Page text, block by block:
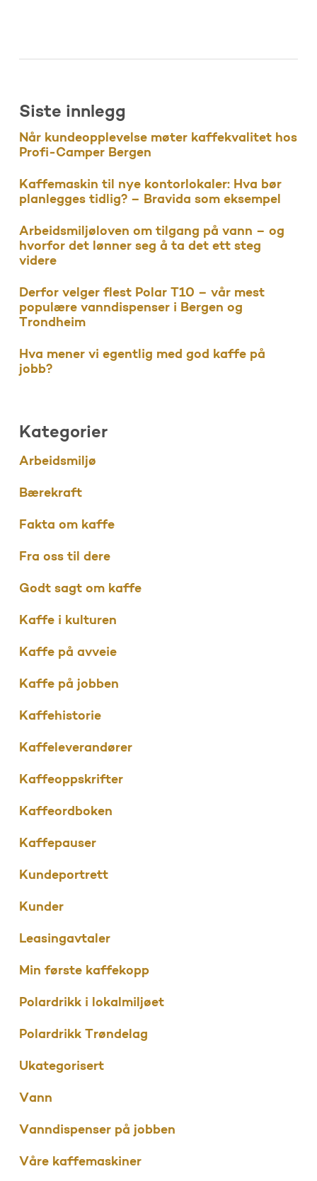
Siste innlegg
Når kundeopplevelse møter kaffekvalitet hos
Profi-Camper Bergen
Kaffemaskin til nye kontorlokaler: Hva bør
planlegges tidlig? – Bravida som eksempel
Arbeidsmiljøloven om tilgang på vann – og
hvorfor det lønner seg å ta det ett steg
videre
Derfor velger flest Polar T10 – vår mest
populære vanndispenser i Bergen og
Trondheim
Hva mener vi egentlig med god kaffe på
jobb?
Kategorier
Arbeidsmiljø
Bærekraft
Fakta om kaffe
Fra oss til dere
Godt sagt om kaffe
Kaffe i kulturen
Kaffe på avveie
Kaffe på jobben
Kaffehistorie
Kaffeleverandører
Kaffeoppskrifter
Kaffeordboken
Kaffepauser
Kundeportrett
Kunder
Leasingavtaler
Min første kaffekopp
Polardrikk i lokalmiljøet
Polardrikk Trøndelag
Ukategorisert
Vann
Vanndispenser på jobben
Våre kaffemaskiner